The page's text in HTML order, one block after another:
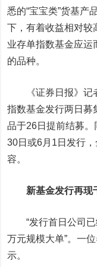
悉的“宝宝类”货基产
下，有着收益相对较
业存单指数基金应运
的品种。
《证券日报》记者
指数基金发行两日募
品于26日提前结募。
30日或6月1日发行
容。
新基金发行再现
“发行首日公司已
万元规模大单”。一
示。